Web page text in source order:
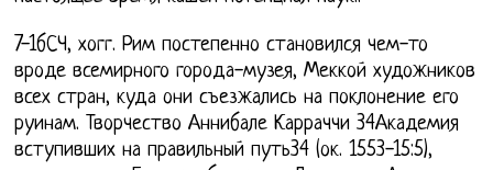
7-1бСЧ, хогг. Рим постепенно становился чем-то
вроде всемирного города-музея, Меккой художников
всех стран, куда они съезжались на поклонение его
руинам. Творчество Аннибале Карраччи 34Академия
вступивших на правильный путь34 (ок. 1553-15:5),